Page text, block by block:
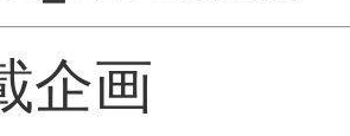
企画